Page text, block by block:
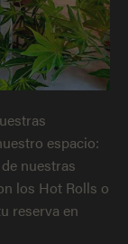
espacio:
nuestras
los Hot Rolls o
reserva en